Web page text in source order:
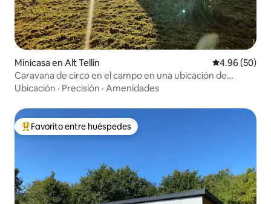
Minicasa en Alt Tellin Calificación
4.96 (50)
Caravana de circo en el campo en una ubicación de
ensueño
Ubicación · Precisión · Amenidades
De los mejores en Favorito entre huéspedes
Favorito entre huéspedes